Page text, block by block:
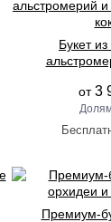
Букет из
от3
Премиум-